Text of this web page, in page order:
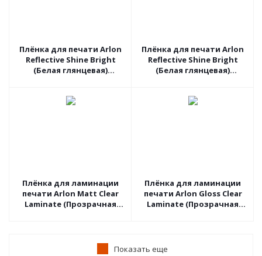
Плёнка для печати Arlon
Reflective Shine Bright
(Белая глянцевая)
Плёнка для печати Arlon
Reflective Shine Bright
(Белая глянцевая)
Плёнка для ламинации
печати Arlon Matt Clear
Laminate (Прозрачная
Плёнка для ламинации
печати Arlon Gloss Clear
Laminate (Прозрачная
Показать еще